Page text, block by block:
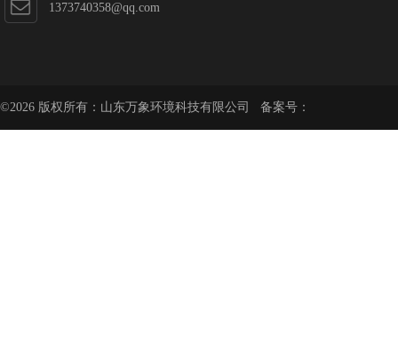
1373740358@qq.com
©2026 版权所有：山东万象环境科技有限公司 备案号：